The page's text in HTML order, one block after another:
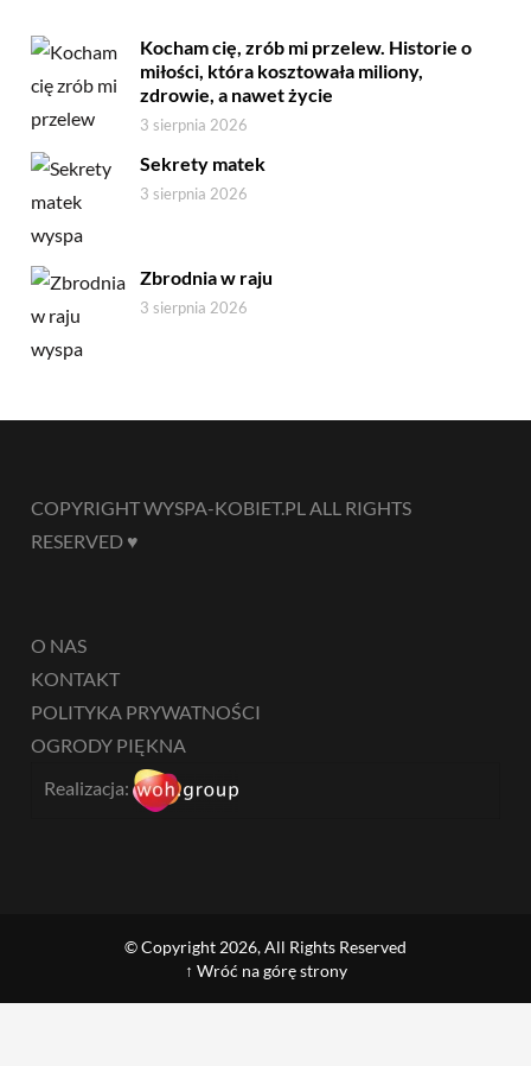
Kocham cię, zrób mi przelew. Historie o
miłości, która kosztowała miliony,
zdrowie, a nawet życie
3 sierpnia 2026
Sekrety matek
3 sierpnia 2026
Zbrodnia w raju
3 sierpnia 2026
COPYRIGHT WYSPA-KOBIET.PL ALL RIGHTS
RESERVED ♥
O NAS
KONTAKT
POLITYKA PRYWATNOŚCI
OGRODY PIĘKNA
Realizacja:
© Copyright 2026, All Rights Reserved
↑ Wróć na górę strony